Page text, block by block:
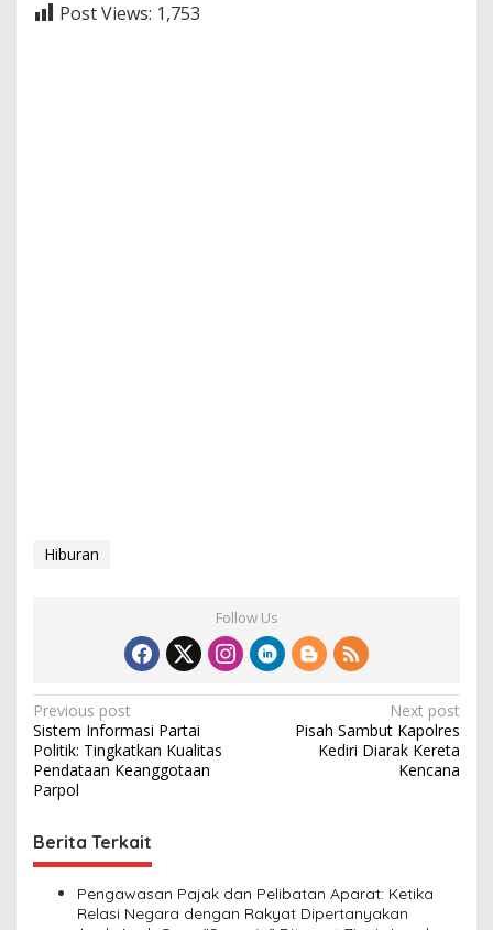
Post Views: 1,753
Hiburan
Follow Us
P
o
s
n
a
Previous post
Sistem Informasi Partai
Politik: Tingkatkan Kualitas
Pendataan Keanggotaan
Parpol
Next post
Pisah Sambut Kapolres
Kediri Diarak Kereta
Kencana
Berita Terkait
Pengawasan Pajak dan Pelibatan Aparat: Ketika
Relasi Negara dengan Rakyat Dipertanyakan